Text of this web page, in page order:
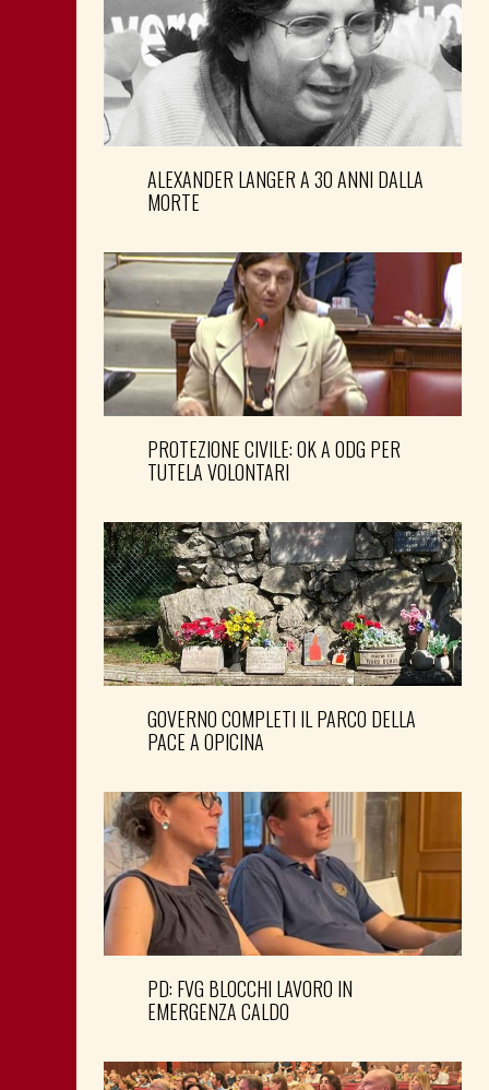
ALEXANDER LANGER A 30 ANNI DALLA
MORTE
PROTEZIONE CIVILE: OK A ODG PER
TUTELA VOLONTARI
GOVERNO COMPLETI IL PARCO DELLA
PACE A OPICINA
PD: FVG BLOCCHI LAVORO IN
EMERGENZA CALDO